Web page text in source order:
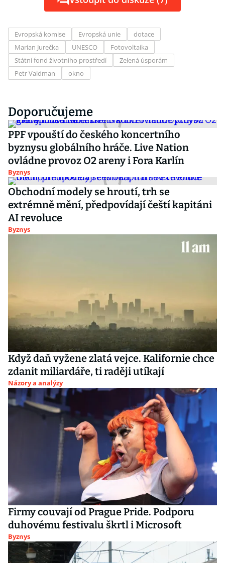
Evropská komise Evropská unie
dotace
Marian Jurečka
UNESCO
Fotovoltaika
Státní fond životního prostředí
Zelená úsporám
Petr Valdman
okno
Doporučujeme
PPF vpouští do českého koncertního
byznysu globálního hráče. Live Nation
ovládne provoz O2 areny i Fora Karlín
Byznys
Obchodní modely se hroutí, trh se
extrémně mění, předpovídají čeští kapitáni
AI revoluce
Byznys
Když daň vyžene zlatá vejce. Kalifornie chce
zdanit miliardáře, ti raději utíkají
Názory a analýzy
Firmy couvají od Prague Pride. Podporu
duhovému festivalu škrtl i Microsoft
Byznys